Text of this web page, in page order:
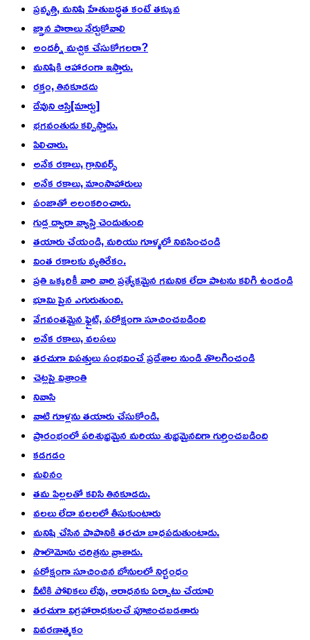
ప్రవృత్తి, మనిషి హేతుబద్ధత కంటే తక్కువ
జ్ఞాన పాఠాలు నేర్చుకోవాలి
అందర్నీ మచ్చిక చేసుకోగలరా?
మనిషికి ఆహారంగా ఇస్తారు.
రక్తం, తినకూడదు
దేవుని ఆస్తి[మార్చు]
భగవంతుడు కల్పిస్తాడు.
పిలిచారు.
అనేక రకాలు, గ్రానివర్స్
అనేక రకాలు, మాంసాహారులు
పంజాతో అలంకరించారు.
గుడ్ల ద్వారా వ్యాప్తి చెందుతుంది
తయారు చేయండి, మరియు గూళ్ళలో నివసించండి
వింత రకాలకు వ్యతిరేకం.
ప్రతి ఒక్కరికీ వారి వారి ప్రత్యేకమైన గమనిక లేదా పాటను కలిగి ఉండండి
భూమి పైన ఎగురుతుంది.
వేగవంతమైన ఫ్లైట్, పరోక్షంగా సూచించబడింది
అనేక రకాలు, వలసలు
తరచుగా విపత్తులు సంభవించే ప్రదేశాల నుండి తొలగించండి
చెట్లపై విశ్రాంతి
నివాసి
వాటి గూళ్లను తయారు చేసుకోండి.
ప్రారంభంలో పరిశుభ్రమైన మరియు శుభ్రమైనదిగా గుర్తించబడింది
కడగడం
మలినం
తమ పిల్లలతో కలిసి తినకూడదు.
వలలు లేదా వలలలో తీసుకుంటారు
మనిషి చేసిన పాపానికి తరచూ బాధపడుతుంటాడు.
సొలొమోను చరిత్రను వ్రాశాడు.
పరోక్షంగా సూచించిన బోనులలో నిర్బంధం
వీటికి పోలికలు లేవు, ఆరాధనకు ఏర్పాటు చేయాలి
తరచుగా విగ్రహారాధకులచే పూజించబడతారు
వివరణాత్మకం